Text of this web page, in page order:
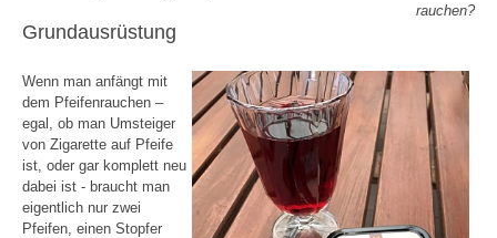
rauchen?
Grundausrüstung
Wenn man anfängt mit
dem Pfeifenrauchen –
egal, ob man Umsteiger
von Zigarette auf Pfeife
ist, oder gar komplett neu
dabei ist - braucht man
eigentlich nur zwei
Pfeifen, einen Stopfer